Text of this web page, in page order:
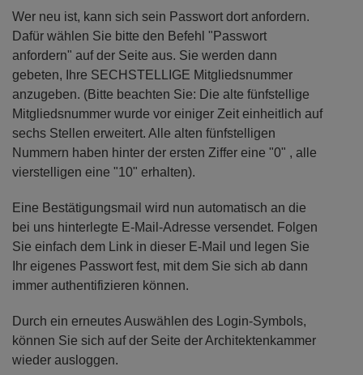
Wer neu ist, kann sich sein Passwort dort anfordern.
Dafür wählen Sie bitte den Befehl "Passwort
anfordern" auf der Seite aus. Sie werden dann
gebeten, Ihre SECHSTELLIGE Mitgliedsnummer
anzugeben. (Bitte beachten Sie: Die alte fünfstellige
Mitgliedsnummer wurde vor einiger Zeit einheitlich auf
sechs Stellen erweitert. Alle alten fünfstelligen
Nummern haben hinter der ersten Ziffer eine "0" , alle
vierstelligen eine "10" erhalten).
Eine Bestätigungsmail wird nun automatisch an die
bei uns hinterlegte E-Mail-Adresse versendet. Folgen
Sie einfach dem Link in dieser E-Mail und legen Sie
Ihr eigenes Passwort fest, mit dem Sie sich ab dann
immer authentifizieren können.
Durch ein erneutes Auswählen des Login-Symbols,
können Sie sich auf der Seite der Architektenkammer
wieder ausloggen.